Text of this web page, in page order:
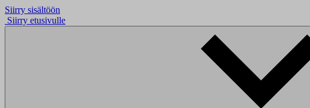
Siirry sisältöön
Siirry etusivulle